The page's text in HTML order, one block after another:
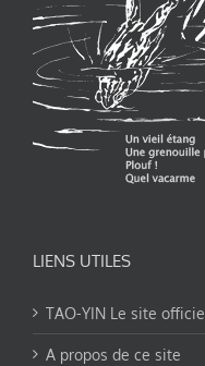
LIENS UTILES
TAO-YIN Le site
A propos de ce site